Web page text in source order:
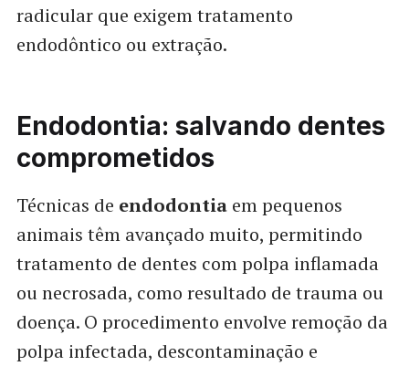
radicular que exigem tratamento
endodôntico ou extração.
Endodontia: salvando dentes
comprometidos
Técnicas de endodontiaem pequenos
animais têm avançado muito, permitindo
tratamento de dentes com polpa inflamada
ou necrosada, como resultado de trauma ou
doença. O procedimento envolve remoção da
polpa infectada, descontaminação e